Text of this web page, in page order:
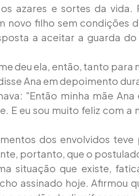
azares e sortes da vida.
novo filho sem condições
a aceitar a guarda
deu ela, então, tanto
Ana em depoimento
"Então minha mãe Ana
E eu sou muito feliz com a
dos envolvidos teve
portanto, que o
situação que existe,
assinado hoje. Afirmou